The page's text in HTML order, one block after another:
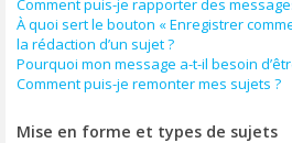
Comment puis-je rapporter des
À quoi sert le bouton « Enregistrer
la rédaction d’un sujet ?
Pourquoi mon message a-t-il besoin
Comment puis-je remonter mes sujets ?
Mise en forme et types de sujets